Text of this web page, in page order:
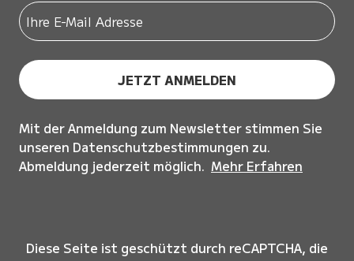
JETZT ANMELDEN
Mit der Anmeldung zum Newsletter stimmen Sie
unseren Datenschutzbestimmungen zu.
Abmeldung jederzeit möglich. Mehr Erfahren
Diese Seite ist geschützt durch reCAPTCHA, die